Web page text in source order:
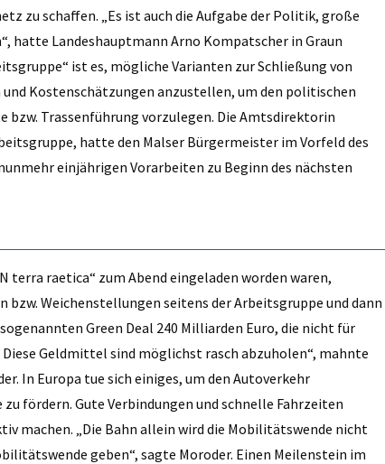
zu schaffen. „Es ist auch die Aufgabe der Politik, große
hatte Landeshauptmann Arno Kompatscher in Graun
ist es, mögliche Varianten zur Schließung von
Kostenschätzungen anzustellen, um den politischen
Trassenführung vorzulegen. Die Amtsdirektorin
hatte den Malser Bürgermeister im Vorfeld des
einjährigen Vorarbeiten zu Beginn des nächsten
terra raetica“ zum Abend eingeladen worden waren,
Weichenstellungen seitens der Arbeitsgruppe und dann
Green Deal 240 Milliarden Euro, die nicht für
Geldmittel sind möglichst rasch abzuholen“, mahnte
In Europa tue sich einiges, um den Autoverkehr
fördern. Gute Verbindungen und schnelle Fahrzeiten
machen. „Die Bahn allein wird die Mobilitätswende nicht
geben“, sagte Moroder. Einen Meilenstein im